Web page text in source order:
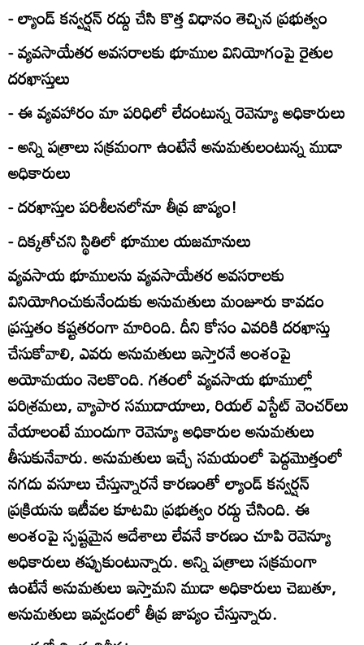
- ల్యాండ్‌ కన్వర్షన్‌ రద్దు చేసి కొత్త విధానం తెచ్చిన ప్రభుత్వం
- వ్యవసాయేతర అవసరాలకు భూముల వినియోగంపై రైతుల
దరఖాస్తులు
- ఈ వ్యవహారం మా పరిధిలో లేదంటున్న రెవెన్యూ అధికారులు
- అన్ని పత్రాలు సక్రమంగా ఉంటేనే అనుమతులంటున్న ముడా
అధికారులు
- దరఖాస్తుల పరిశీలనలోనూ తీవ్ర జాప్యం!
- దిక్కతోచని స్థితిలో భూముల యజమానులు
వ్యవసాయ భూములను వ్యవసాయేతర అవసరాలకు
వినియోగించుకునేందుకు అనుమతులు మంజూరు కావడం
ప్రస్తుతం కష్టతరంగా మారింది. దీని కోసం ఎవరికి దరఖాస్తు
చేసుకోవాలి, ఎవరు అనుమతులు ఇస్తారనే అంశంపై
అయోమయం నెలకొంది. గతంలో వ్యవసాయ భూముల్లో
పరిశ్రమలు, వ్యాపార సముదాయాలు, రియల్‌ ఎస్టేట్‌ వెంచర్‌లు
వేయాలంటే ముందుగా రెవెన్యూ అధికారుల అనుమతులు
తీసుకునేవారు. అనుమతులు ఇచ్చే సమయంలో పెద్దమొత్తంలో
నగదు వసూలు చేస్తున్నారనే కారణంతో ల్యాండ్‌ కన్వర్షన్‌
ప్రక్రియను ఇటీవల కూటమి ప్రభుత్వం రద్దు చేసింది. ఈ
అంశంపై స్పష్టమైన ఆదేశాలు లేవనే కారణం చూపి రెవెన్యూ
అధికారులు తప్పుకుంటున్నారు. అన్ని పత్రాలు సక్రమంగా
ఉంటేనే అనుమతులు ఇస్తామని ముడా అధికారులు చెబుతూ,
అనుమతులు ఇవ్వడంలో తీవ్ర జాప్యం చేస్తున్నారు.